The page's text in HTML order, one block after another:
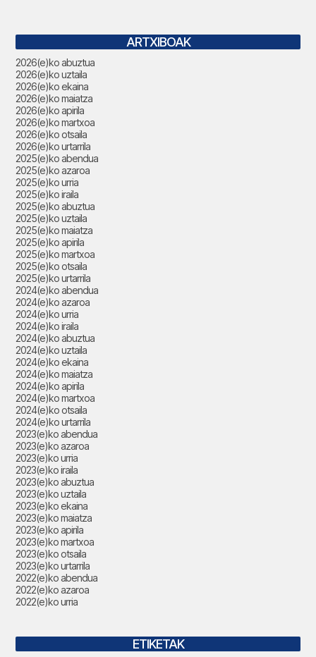
ARTXIBOAK
2026(e)ko abuztua
2026(e)ko uztaila
2026(e)ko ekaina
2026(e)ko maiatza
2026(e)ko apirila
2026(e)ko martxoa
2026(e)ko otsaila
2026(e)ko urtarrila
2025(e)ko abendua
2025(e)ko azaroa
2025(e)ko urria
2025(e)ko iraila
2025(e)ko abuztua
2025(e)ko uztaila
2025(e)ko maiatza
2025(e)ko apirila
2025(e)ko martxoa
2025(e)ko otsaila
2025(e)ko urtarrila
2024(e)ko abendua
2024(e)ko azaroa
2024(e)ko urria
2024(e)ko iraila
2024(e)ko abuztua
2024(e)ko uztaila
2024(e)ko ekaina
2024(e)ko maiatza
2024(e)ko apirila
2024(e)ko martxoa
2024(e)ko otsaila
2024(e)ko urtarrila
2023(e)ko abendua
2023(e)ko azaroa
2023(e)ko urria
2023(e)ko iraila
2023(e)ko abuztua
2023(e)ko uztaila
2023(e)ko ekaina
2023(e)ko maiatza
2023(e)ko apirila
2023(e)ko martxoa
2023(e)ko otsaila
2023(e)ko urtarrila
2022(e)ko abendua
2022(e)ko azaroa
2022(e)ko urria
ETIKETAK